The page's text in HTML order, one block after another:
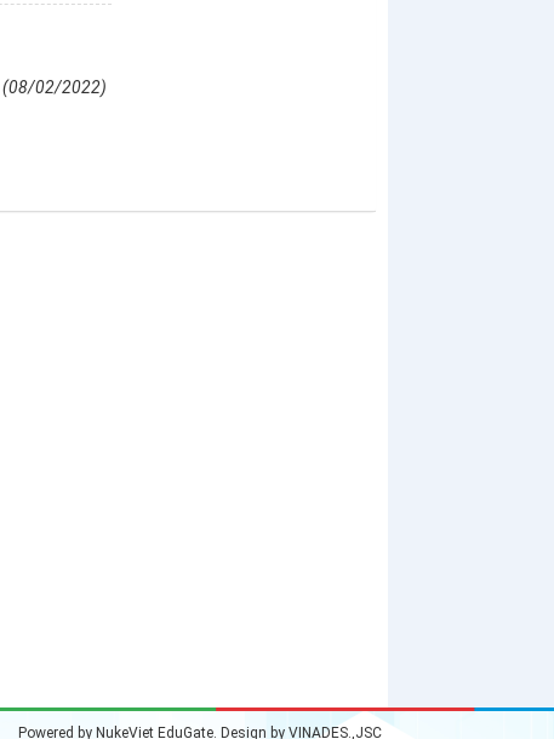
(08/02/2022)
Powered by NukeViet EduGate. Design by VINADES.,JSC